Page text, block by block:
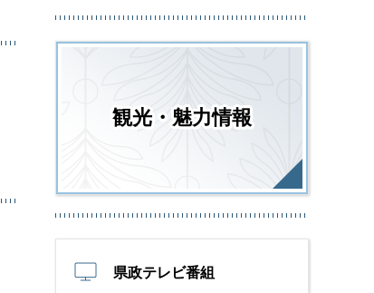
観光・魅力情報
県政テレビ番組